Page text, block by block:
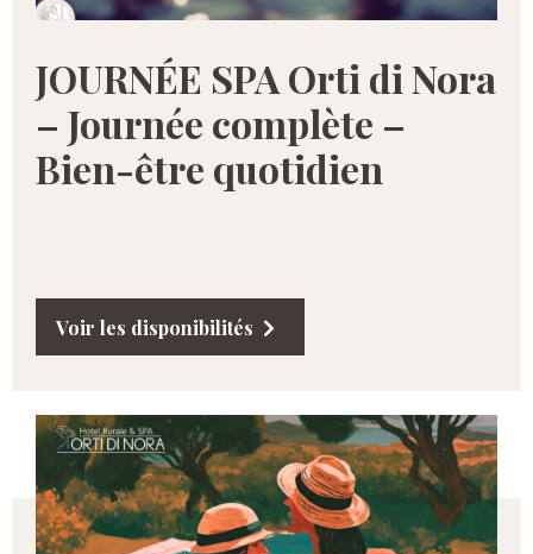
JOURNÉE SPA Orti di Nora
– Journée complète –
Bien-être quotidien
Voir les disponibilités